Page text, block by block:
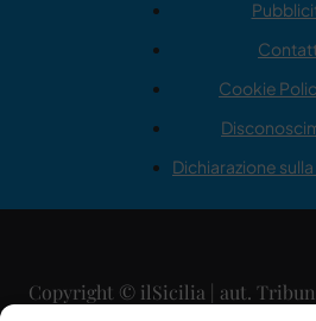
Cookie
Dichiarazione
Copyright © ilSicilia | aut.